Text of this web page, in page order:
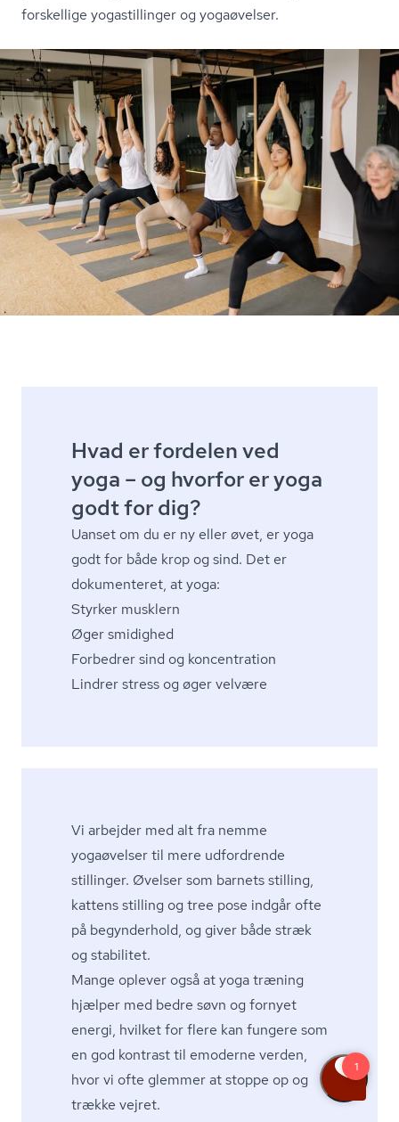
forskellige yogastillinger og yogaøvelser.
Hvad er fordelen ved
yoga – og hvorfor er yoga
godt for dig?
Uanset om du er ny eller øvet, er yoga
godt for både krop og sind. Det er
dokumenteret, at yoga:
Styrker musklern
Øger smidighed
Forbedrer sind og koncentration
Lindrer stress og øger velvære
Vi arbejder med alt fra nemme
yogaøvelser til mere udfordrende
stillinger. Øvelser som barnets stilling,
kattens stilling og tree pose indgår ofte
på begynderhold, og giver både stræk
og stabilitet.
Mange oplever også at yoga træning
hjælper med bedre søvn og fornyet
energi, hvilket for flere kan fungere som
en god kontrast til emoderne verden,
hvor vi ofte glemmer at stoppe op og
trække vejret.